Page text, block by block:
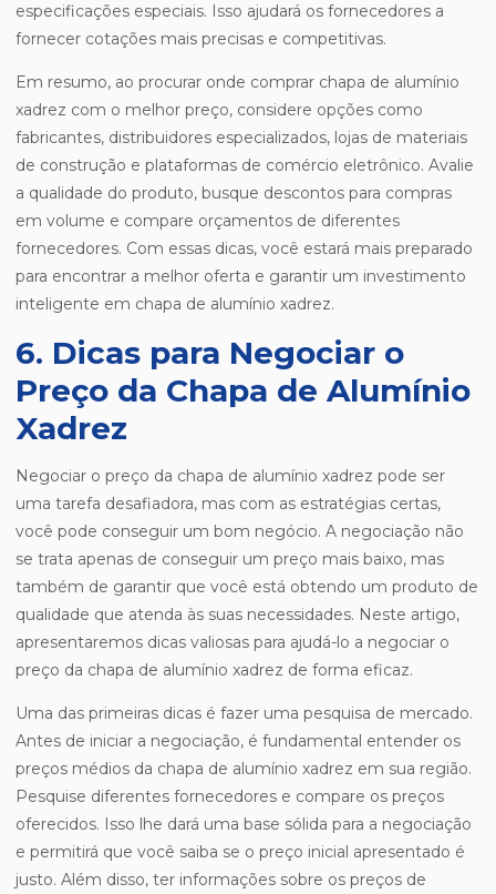
especificações especiais. Isso ajudará os fornecedores a
fornecer cotações mais precisas e competitivas.
Em resumo, ao procurar onde comprar chapa de alumínio
xadrez com o melhor preço, considere opções como
fabricantes, distribuidores especializados, lojas de materiais
de construção e plataformas de comércio eletrônico. Avalie
a qualidade do produto, busque descontos para compras
em volume e compare orçamentos de diferentes
fornecedores. Com essas dicas, você estará mais preparado
para encontrar a melhor oferta e garantir um investimento
inteligente em chapa de alumínio xadrez.
6. Dicas para Negociar o
Preço da Chapa de Alumínio
Xadrez
Negociar o preço da chapa de alumínio xadrez pode ser
uma tarefa desafiadora, mas com as estratégias certas,
você pode conseguir um bom negócio. A negociação não
se trata apenas de conseguir um preço mais baixo, mas
também de garantir que você está obtendo um produto de
qualidade que atenda às suas necessidades. Neste artigo,
apresentaremos dicas valiosas para ajudá-lo a negociar o
preço da chapa de alumínio xadrez de forma eficaz.
Uma das primeiras dicas é fazer uma pesquisa de mercado.
Antes de iniciar a negociação, é fundamental entender os
preços médios da chapa de alumínio xadrez em sua região.
Pesquise diferentes fornecedores e compare os preços
oferecidos. Isso lhe dará uma base sólida para a negociação
e permitirá que você saiba se o preço inicial apresentado é
justo. Além disso, ter informações sobre os preços de